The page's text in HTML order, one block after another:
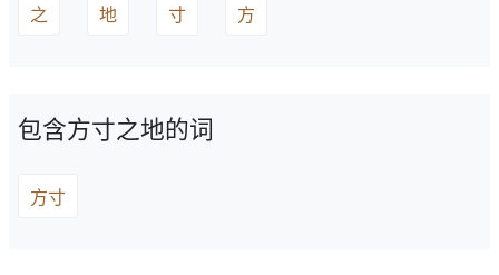
之 地 寸 方
包含方寸之地的词
方寸